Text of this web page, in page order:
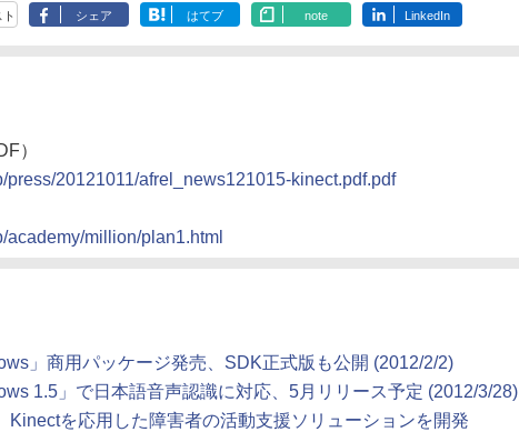
ト シェア はてブ note LinkedIn
）
press/20121011/afrel_news121015-kinect.pdf.pdf
academy/million/plan1.html
」商用パッケージ発売、SDK正式版も公開 (2012/2/2)
1.5」で日本語音声認識に対応、5月リリース予定 (2012/3/28)
Kinectを応用した障害者の活動支援ソリューションを開発